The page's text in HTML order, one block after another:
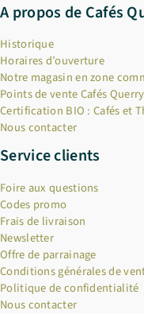
A propos de Cafés
Historique
Horaires d’ouverture
Notre magasin en zone
Points de vente Cafés Querry
Certification BIO : Cafés et
Nous contacter
Service clients
Foire aux questions
Codes promo
Frais de livraison
Newsletter
Offre de parrainage
Conditions générales de
Politique de confidentialité
Nous contacter